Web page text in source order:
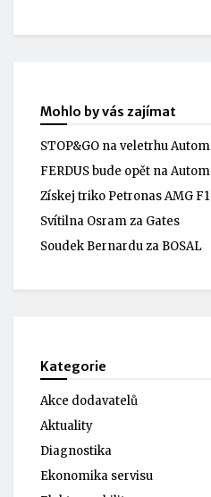
Mohlo by vás zajímat
STOP&GO na veletrhu
FERDUS bude opět na
Získej triko Petronas AMG F1
Svítilna Osram za Gates
Soudek Bernardu za BOSAL
Kategorie
Akce dodavatelů
Aktuality
Diagnostika
Ekonomika servisu